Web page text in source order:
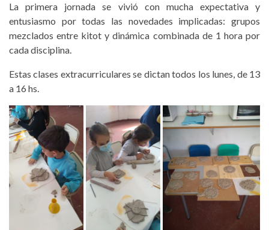
La primera jornada se vivió con mucha expectativa y
entusiasmo por todas las novedades implicadas: grupos
mezclados entre kitot y dinámica combinada de 1 hora por
cada disciplina.
Estas clases extracurriculares se dictan todos los lunes, de 13
a 16 hs.